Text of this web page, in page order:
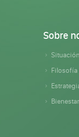
Sobre
Situación
Filosofía